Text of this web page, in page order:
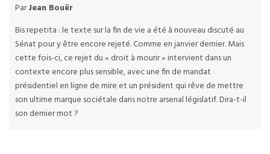
ParJean Bouër
Bis repetita : le texte sur la fin de vie a été à nouveau discuté au
Sénat pour y être encore rejeté. Comme en janvier dernier. Mais
cette fois-ci, ce rejet du « droit à mourir » intervient dans un
contexte encore plus sensible, avec une fin de mandat
présidentiel en ligne de mire et un président qui rêve de mettre
son ultime marque sociétale dans notre arsenal législatif. Dira-t-il
son dernier mot ?